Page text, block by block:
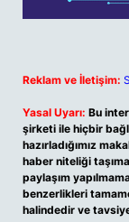
Reklam ve İletişim:
Yasal Uyarı: Bu
şirketi ile hiçbir
hazırladığımız
haber niteliği
paylaşım
benzerlikleri
halindedir ve